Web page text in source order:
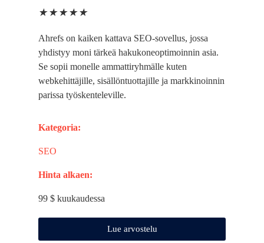
★★★★★
Ahrefs on kaiken kattava SEO-sovellus, jossa
yhdistyy moni tärkeä hakukoneoptimoinnin asia.
Se sopii monelle ammattiryhmälle kuten
webkehittäjille, sisällöntuottajille ja markkinoinnin
parissa työskenteleville.
Kategoria:
SEO
Hinta alkaen:
99 $ kuukaudessa
Lue arvostelu